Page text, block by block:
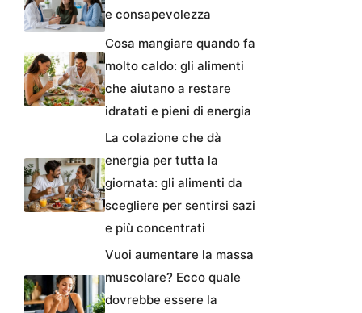
e consapevolezza
Cosa mangiare quando fa
molto caldo: gli alimenti
che aiutano a restare
idratati e pieni di energia
La colazione che dà
energia per tutta la
giornata: gli alimenti da
scegliere per sentirsi sazi
e più concentrati
Vuoi aumentare la massa
muscolare? Ecco quale
dovrebbe essere la